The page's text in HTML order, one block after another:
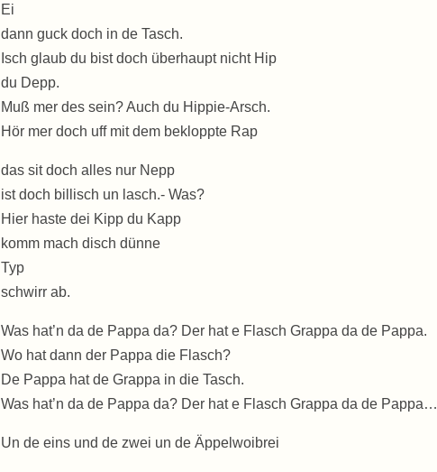
Ei
dann guck doch in de Tasch.
Isch glaub du bist doch überhaupt nicht Hip
du Depp.
Muß mer des sein? Auch du Hippie-Arsch.
Hör mer doch uff mit dem bekloppte Rap
das sit doch alles nur Nepp
ist doch billisch un lasch.- Was?
Hier haste dei Kipp du Kapp
komm mach disch dünne
Typ
schwirr ab.
Was hat’n da de Pappa da? Der hat e Flasch Grappa da de Pappa.
Wo hat dann der Pappa die Flasch?
De Pappa hat de Grappa in die Tasch.
Was hat’n da de Pappa da? Der hat e Flasch Grappa da de Pappa…
Un de eins und de zwei un de Äppelwoibrei